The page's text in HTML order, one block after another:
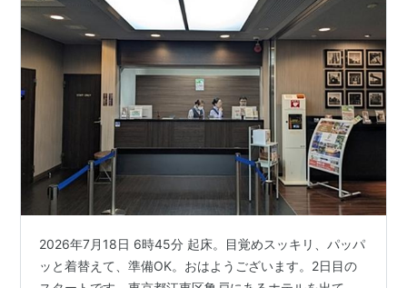
2026年7月18日 6時45分 起床。目覚めスッキリ、パッパ
ッと着替えて、準備OK。おはようございます。2日目の